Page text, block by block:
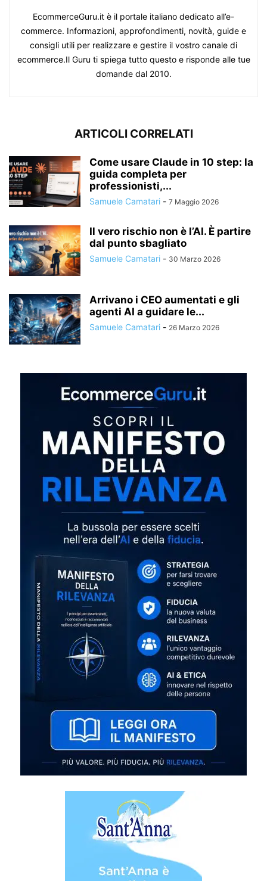
EcommerceGuru.it è il portale italiano dedicato all’e-
commerce. Informazioni, approfondimenti, novità, guide e
consigli utili per realizzare e gestire il vostro canale di
ecommerce.Il Guru ti spiega tutto questo e risponde alle tue
domande dal 2010.
ARTICOLI CORRELATI
Come usare Claude in 10 step: la
guida completa per
professionisti,...
Samuele Camatari - 7 Maggio 2026
Il vero rischio non è l’AI. È partire
dal punto sbagliato
Samuele Camatari - 30 Marzo 2026
Arrivano i CEO aumentati e gli
agenti AI a guidare le...
Samuele Camatari - 26 Marzo 2026